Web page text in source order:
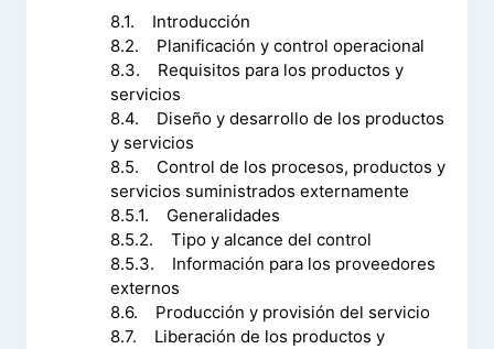
8.1. Introducción
8.2. Planificación y control operacional
8.3. Requisitos para los productos y
servicios
8.4. Diseño y desarrollo de los productos
y servicios
8.5. Control de los procesos, productos y
servicios suministrados externamente
8.5.1. Generalidades
8.5.2. Tipo y alcance del control
8.5.3. Información para los proveedores
externos
8.6. Producción y provisión del servicio
8.7. Liberación de los productos y